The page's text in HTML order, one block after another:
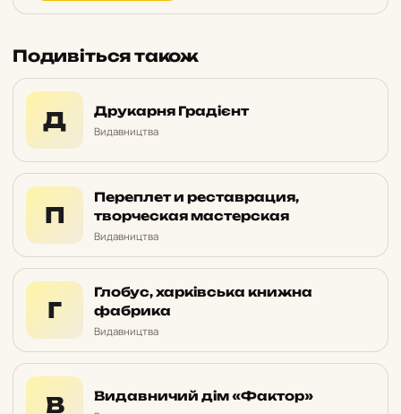
Подивіться також
Д Друкарня Градієнт
Видавництва
П
Переплет и реставрация,
творческая мастерская
Видавництва
Г
Глобус, харківська книжна
фабрика
Видавництва
В Видавничий дім «Фактор»